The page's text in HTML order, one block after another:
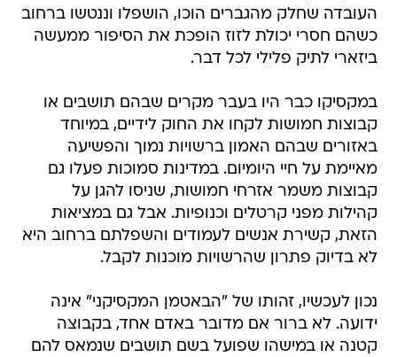
העובדה שחלק מהגברים הוכו, הושפלו וננטשו ברחוב
כשהם חסרי יכולת לזוז הופכת את הסיפור ממעשה
ביזארי לתיק פלילי לכל דבר.
במקסיקו כבר היו בעבר מקרים שבהם תושבים או
קבוצות חמושות לקחו את החוק לידיים, במיוחד
באזורים שבהם האמון ברשויות נמוך והפשיעה
מאיימת על חיי היומיום. במדינות סמוכות פעלו גם
קבוצות משמר אזרחי חמושות, שניסו להגן על
קהילות מפני קרטלים וכנופיות. אבל גם במציאות
הזאת, קשירת אנשים לעמודים והשפלתם ברחוב היא
לא בדיוק פתרון שהרשויות מוכנות לקבל.
נכון לעכשיו, זהותו של "הבאטמן המקסיקני" אינה
ידועה. לא ברור אם מדובר באדם אחד, בקבוצה
קטנה או במישהו שפועל בשם תושבים שנמאס להם